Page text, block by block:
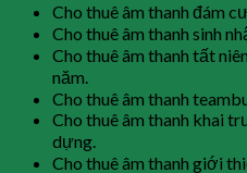
Cho thuê âm thanh đám
Cho thuê âm thanh sinh
Cho thuê âm thanh tất
năm.
Cho thuê âm thanh
Cho thuê âm thanh khai
dựng.
Cho thuê âm thanh giới